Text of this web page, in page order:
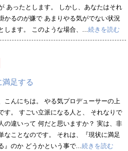
あったとします。 しかし、あなたはそれ
かるのが嫌で あまりやる気がでない状況
します。 このような場合、... 続きを読む
満足する
こんにちは。 やる気プロデューサーの上
す。 すごい立派になる人と、 それなりで
の違いって 何だと思いますか？ 実は、非
なことなのです。 それは、『現状に満足
』のか どうかという事で... 続きを読む